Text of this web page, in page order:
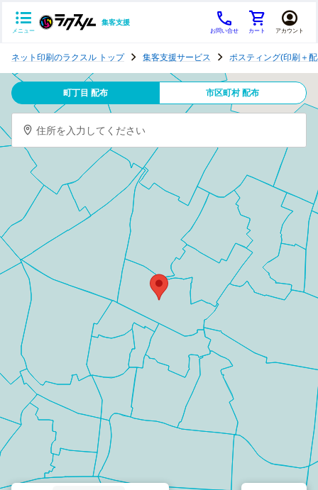
メニュー
集客支援
お問い合せ カート アカウント
テ
ン
グ
ネット印刷のラクスル トップ 集客支援サービス ポスティング(印刷＋
町丁目 配布 市区町村 配布
住所を入力してください